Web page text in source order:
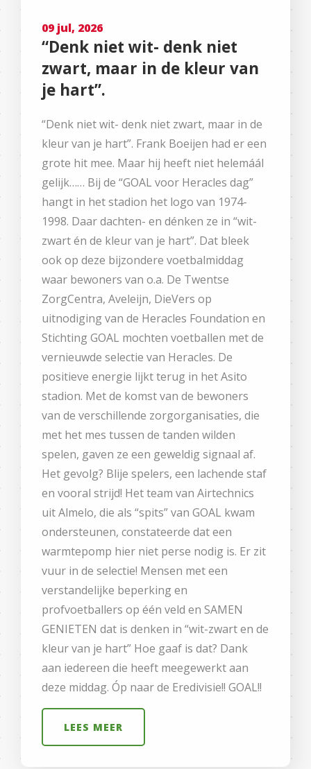
09 jul, 2026
“Denk niet wit- denk niet
zwart, maar in de kleur van
je hart”.
“Denk niet wit- denk niet zwart, maar in de
kleur van je hart”. Frank Boeijen had er een
grote hit mee. Maar hij heeft niet helemáál
gelijk…… Bij de “GOAL voor Heracles dag”
hangt in het stadion het logo van 1974-
1998. Daar dachten- en dénken ze in “wit-
zwart én de kleur van je hart”. Dat bleek
ook op deze bijzondere voetbalmiddag
waar bewoners van o.a. De Twentse
ZorgCentra, Aveleijn, DieVers op
uitnodiging van de Heracles Foundation en
Stichting GOAL mochten voetballen met de
vernieuwde selectie van Heracles. De
positieve energie lijkt terug in het Asito
stadion. Met de komst van de bewoners
van de verschillende zorgorganisaties, die
met het mes tussen de tanden wilden
spelen, gaven ze een geweldig signaal af.
Het gevolg? Blije spelers, een lachende staf
en vooral strijd! Het team van Airtechnics
uit Almelo, die als “spits” van GOAL kwam
ondersteunen, constateerde dat een
warmtepomp hier niet perse nodig is. Er zit
vuur in de selectie! Mensen met een
verstandelijke beperking en
profvoetballers op één veld en SAMEN
GENIETEN dat is denken in “wit-zwart en de
kleur van je hart” Hoe gaaf is dat? Dank
aan iedereen die heeft meegewerkt aan
deze middag. Óp naar de Eredivisie!! GOAL!!
LEES MEER